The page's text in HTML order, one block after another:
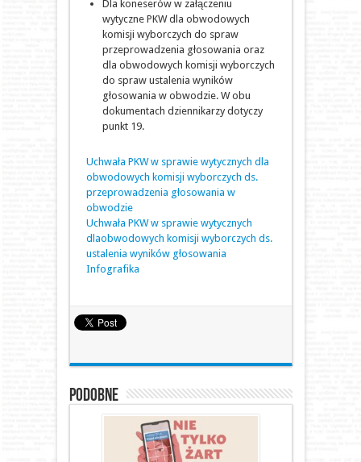
Dla koneserów w załączeniu
wytyczne PKW dla obwodowych
komisji wyborczych do spraw
przeprowadzenia głosowania oraz
dla obwodowych komisji wyborczych
do spraw ustalenia wyników
głosowania w obwodzie. W obu
dokumentach dziennikarzy dotyczy
punkt 19.
Uchwała PKW w sprawie wytycznych dla
obwodowych komisji wyborczych ds.
przeprowadzenia głosowania w
obwodzie
Uchwała PKW w sprawie wytycznych
dlaobwodowych komisji wyborczych ds.
ustalenia wyników głosowania
Infografika
Podobne